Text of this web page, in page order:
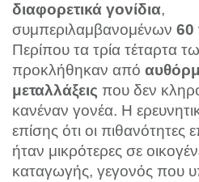
διαφορετικά γονίδια,
συμπεριλαμβανομένων 60
Περίπου τα τρία τέταρτα
προκλήθηκαν από
μεταλλάξεις που δεν
κανέναν γονέα. Η
επίσης ότι οι πιθανότητες
ήταν μικρότερες σε
καταγωγής, γεγονός που